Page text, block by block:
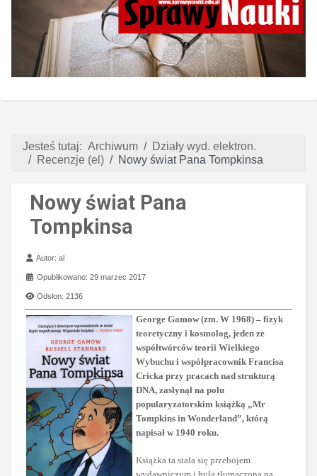
Jesteś tutaj: Archiwum
Działy wyd. elektron.
Recenzje (el)
Nowy świat Pana Tompkinsa
Nowy świat Pana
Tompkinsa
Szczegóły
Autor:al
Opublikowano: 29 marzec 2017
Odsłon: 2136
George Gamow (zm. W 1968) – fizyk
teoretyczny i kosmolog, jeden ze
współtwórców teorii Wielkiego
Wybuchu i współpracownik Francisa
Cricka przy pracach nad strukturą
DNA, zasłynął na polu
popularyzatorskim książką „Mr
Tompkins in Wonderland”, którą
napisał w 1940 roku.
Książka ta stała się przebojem